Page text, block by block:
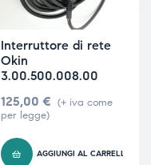
Interruttore di rete
Okin
3.00.500.008.00
125,00 € (+ iva come
per legge)
AGGIUNGI AL CARRELLO